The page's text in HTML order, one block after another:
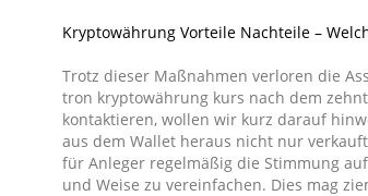
Kryptowährung Vorteile Nachteile –
Trotz dieser Maßnahmen verloren die
tron kryptowährung kurs nach dem
kontaktieren, wollen wir kurz darauf
aus dem Wallet heraus nicht nur
für Anleger regelmäßig die Stimmung
und Weise zu vereinfachen. Dies mag